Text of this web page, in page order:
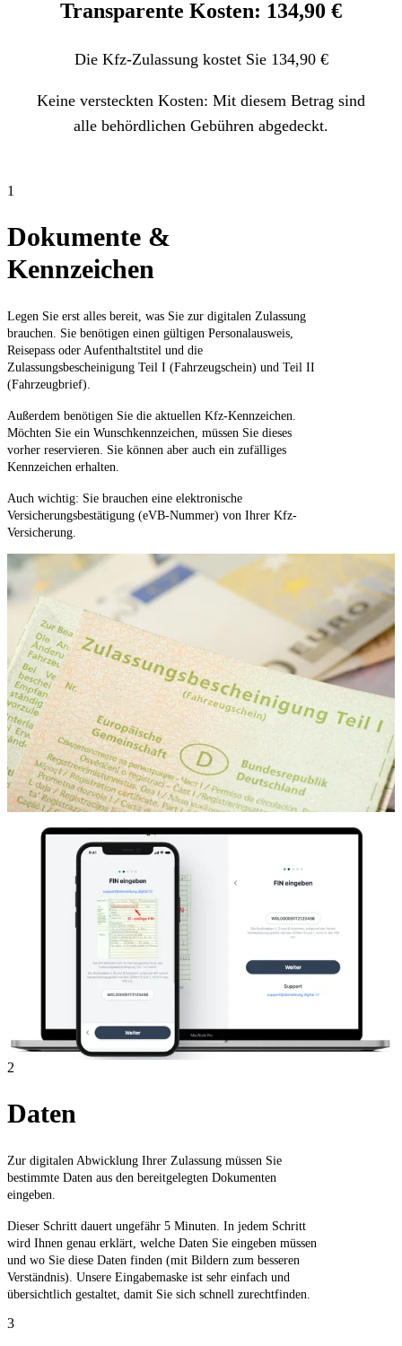
Transparente Kosten: 134,90 €
Die Kfz-Zulassung kostet Sie 134,90 €
Keine versteckten Kosten: Mit diesem Betrag sind
alle behördlichen Gebühren abgedeckt.
1
Dokumente &
Kennzeichen
Legen Sie erst alles bereit, was Sie zur digitalen Zulassung
brauchen. Sie benötigen einen gültigen Personalausweis,
Reisepass oder Aufenthaltstitel und die
Zulassungsbescheinigung Teil I (Fahrzeugschein) und Teil II
(Fahrzeugbrief).
Außerdem benötigen Sie die aktuellen Kfz-Kennzeichen.
Möchten Sie ein Wunschkennzeichen, müssen Sie dieses
vorher reservieren. Sie können aber auch ein zufälliges
Kennzeichen erhalten.
Auch wichtig: Sie brauchen eine elektronische
Versicherungsbestätigung (eVB-Nummer) von Ihrer Kfz-
Versicherung.
2
Daten
Zur digitalen Abwicklung Ihrer Zulassung müssen Sie
bestimmte Daten aus den bereitgelegten Dokumenten
eingeben.
Dieser Schritt dauert ungefähr 5 Minuten. In jedem Schritt
wird Ihnen genau erklärt, welche Daten Sie eingeben müssen
und wo Sie diese Daten finden (mit Bildern zum besseren
Verständnis). Unsere Eingabemaske ist sehr einfach und
übersichtlich gestaltet, damit Sie sich schnell zurechtfinden.
3